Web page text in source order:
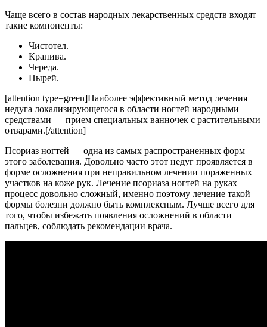
Чаще всего в состав народных лекарственных средств входят
такие компоненты:
Чистотел.
Крапива.
Череда.
Пырей.
[attention type=green]Наиболее эффективный метод лечения
недуга локализирующегося в области ногтей народными
средствами — прием специальных ванночек с растительными
отварами.[/attention]
Псориаз ногтей — одна из самых распространенных форм
этого заболевания. Довольно часто этот недуг проявляется в
форме осложнения при неправильном лечении пораженных
участков на коже рук. Лечение псориаза ногтей на руках –
процесс довольно сложный, именно поэтому лечение такой
формы болезни должно быть комплексным. Лучше всего для
того, чтобы избежать появления осложнений в области
пальцев, соблюдать рекомендации врача.